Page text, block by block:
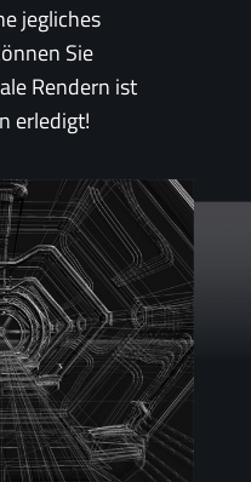
jegliches
Sie
Rendern ist
erledigt!